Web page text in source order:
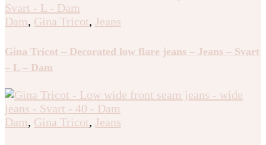
Dam, Gina Tricot, Jeans
Gina Tricot – Decorated low flare jeans – Jeans – Svart
– L – Dam
Dam, Gina Tricot, Jeans